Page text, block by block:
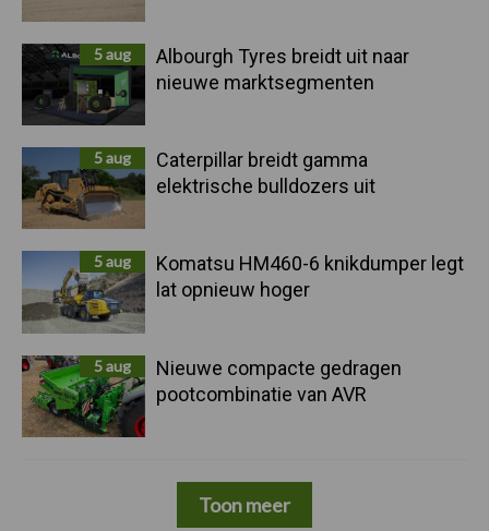
5 aug
Albourgh Tyres breidt uit naar
nieuwe marktsegmenten
5 aug
Caterpillar breidt gamma
elektrische bulldozers uit
5 aug
Komatsu HM460-6 knikdumper legt
lat opnieuw hoger
5 aug
Nieuwe compacte gedragen
pootcombinatie van AVR
Toon meer